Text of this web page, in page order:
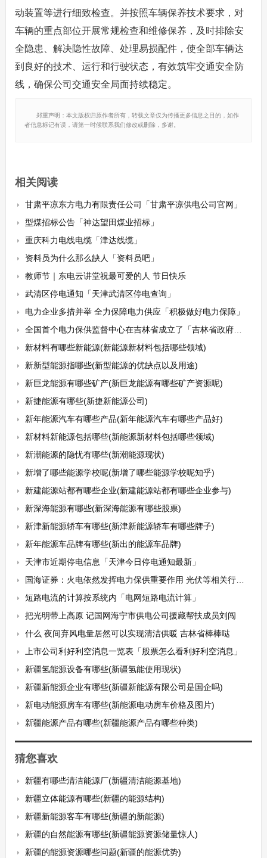
动装置等进行细致检查。并按照车辆保养技术要求，对
车辆的重点部位开展常规检查和维修保养，及时排除安
全隐患、解决隐性故障、处理易损配件，使全部车辆达
到良好的技术、运行和行驶状态，有效筑牢交通安全防
线，确保公司交通安全局面持续稳定。
郑重声明：本文版权归原作者所有，转载文章仅为传播更多信息之目的，如作
者信息标记有误，请第一时候联系我们修改或删除，多谢。
相关阅读
甘肃平凉东方电力有限责任公司「甘肃平凉供电公司官网」
型煤招标公告「神达望田煤业招标」
重庆科力电线电缆「津达线缆」
资料员为什么那么缺人「资料员吧」
教师节｜东电云讲堂祝最可爱的人 节日快乐
武清区停电通知「天津武清区停电查询」
电力企业多措并举 全力保障电力供应「积极做好电力保障」
全国首个电力保供监督中心在吉林省成立了「吉林省政府官网」
新材料有哪些新能源(新能源新材料包括哪些领域)
新新型能源指哪些(新型能源的优缺点以及用途)
新巨龙能源有哪些矿产(新巨龙能源有哪些矿产资源呢)
新捷能源有哪些(新捷新能源公司)
新年能源汽车有哪些产品(新年能源汽车有哪些产品好)
新材料新能源包括哪些(新能源新材料包括哪些领域)
新潮能源的隐忧有哪些(新潮能源现状)
新增了哪些能源学校呢(新增了哪些能源学校呢知乎)
新建能源站都有哪些企业(新建能源站都有哪些企业参与)
新深海能源有哪些(新深海能源有哪些股票)
新津新能源轿车有哪些(新津新能源轿车有哪些牌子)
新年能源车品牌有哪些(新出的能源车品牌)
天津市近期停电信息「天津今日停电通知最新」
国海证券：火电依然发挥电力保供重要作用 光伏等相关行业有望持续景气
短路电流的计算按系统内「电网短路电流计算」
把光明带上高原 记国网海宁市供电公司援藏帮扶成员刘闯
什么 夜间弃风电量居然可以实现清洁供暖 吉林省棒棒哒
上市公司利好利空消息一览表「股票怎么看利好利空消息」
新疆氢能源设备有哪些(新疆氢能使用现状)
新疆新能源企业有哪些(新疆新能源有限公司是国企吗)
新电动能源房车有哪些(新能源电动房车价格及图片)
新疆能源产品有哪些(新疆能源产品有哪些种类)
猜您喜欢
新疆有哪些清洁能源厂(新疆清洁能源基地)
新疆立体能源有哪些(新疆的能源结构)
新疆新能源客车有哪些(新疆的新能源)
新疆的自然能源有哪些(新疆能源资源储量惊人)
新疆的能源资源哪些问题(新疆的能源优势)